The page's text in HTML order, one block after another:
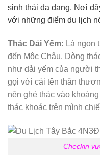
sinh thái đa dạng. Nơi
với những điểm du lịch
Thác Dải Yếm: Là ngọn
đến Mộc Châu. Dòng
như dải yếm của người
gọi với cái tên thân
nên ghé thác vào
thác khoác trên mình
Checkin